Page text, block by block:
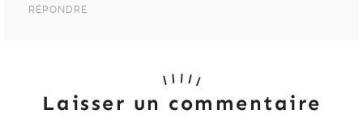
RÉPONDRE
Laisser un commentaire